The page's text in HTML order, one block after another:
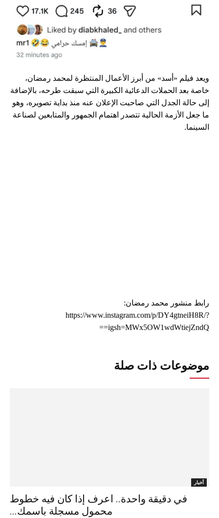
ويعد فيلم «أسد» من أبرز الأعمال المنتظرة لمحمد رمضان،
خاصة بعد الحملات الدعائية الكبيرة التي سبقت طرحه، بالإضافة
إلى حالة الجدل التي صاحبت الإعلان عنه منذ بداية تصويره، وهو
ما جعل الأزمة الحالية تتصدر اهتمام الجمهور والمتابعين لصناعة
السينما.
رابط منشور محمد رمضان:
https://www.instagram.com/p/DY4gtneiH8R/?
igsh=MWx5OW1wdWtiejZndQ==
موضوعات ذات صلة
أخبار
في دقيقة واحدة.. اعرف إذا كان فيه خطوط
محمول مسجلة باسمك...